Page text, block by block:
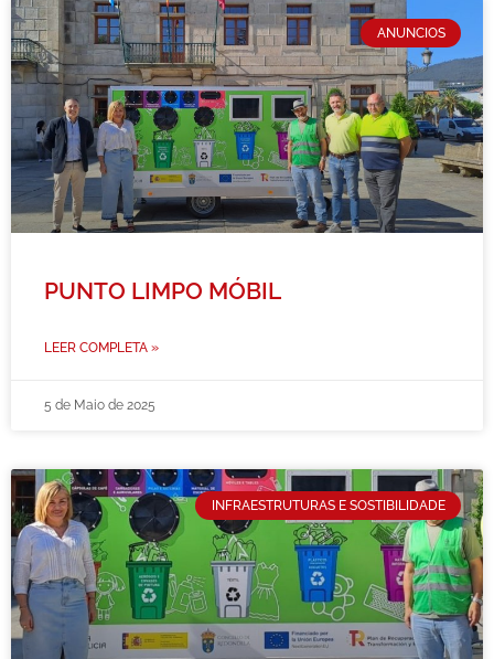
ANUNCIOS
PUNTO LIMPO MÓBIL
LEER COMPLETA »
5 de Maio de 2025
INFRAESTRUTURAS E SOSTIBILIDADE